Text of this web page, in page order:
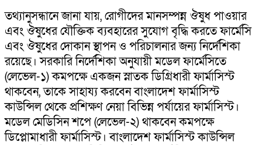
তথ্যানুসন্ধানে জানা যায়, রোগীদের মানসম্পন্ন ঔষুধ পাওয়ার
এবং ঔষুধের যৌক্তিক ব্যবহারের সুযোগ বৃদ্ধি করতে ফার্মেসি
এবং ঔষুধের দোকান স্থাপন ও পরিচালনার জন্য নির্দেশিকা
রয়েছে। সরকারি নির্দেশিকা অনুযায়ী মডেল ফার্মেসিতে
(লেভেল-১) কমপক্ষে একজন স্নাতক ডিগ্রিধারী ফার্মাসিস্ট
থাকবেন, তাকে সাহায্য করবেন বাংলাদেশ ফার্মাসিস্ট
কাউন্সিল থেকে প্রশিক্ষণ নেয়া বিভিন্ন পর্যায়ের ফার্মাসিস্ট।
মডেল মেডিসিন শপে (লেভেল-২) থাকবেন কমপক্ষে
ডিপ্লোমাধারী ফার্মাসিস্ট। বাংলাদেশ ফার্মাসিস্ট কাউন্সিল